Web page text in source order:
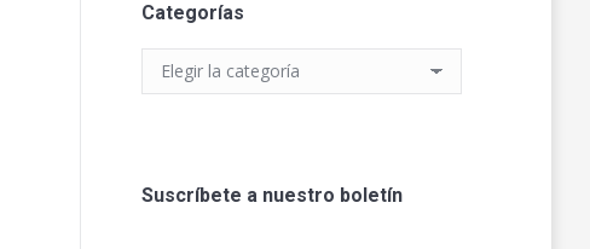
Categorías
Categorías
Suscríbete a nuestro boletín